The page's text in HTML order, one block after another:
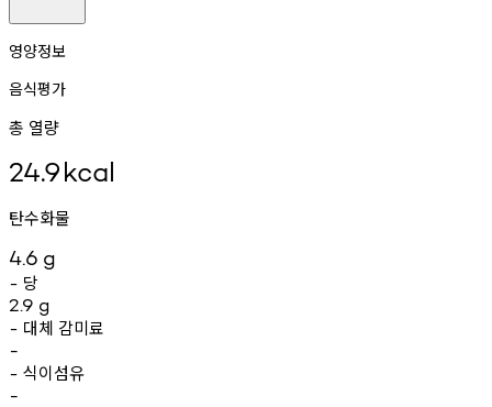
영양정보
음식평가
총 열량
24.9kcal
탄수화물
4.6 g
- 당
2.9 g
- 대체 감미료
-
- 식이섬유
-